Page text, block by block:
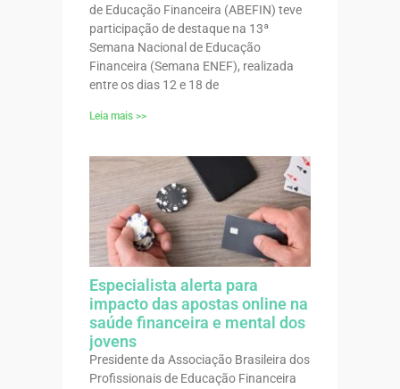
de Educação Financeira (ABEFIN) teve
participação de destaque na 13ª
Semana Nacional de Educação
Financeira (Semana ENEF), realizada
entre os dias 12 e 18 de
Leia mais >>
Especialista alerta para
impacto das apostas online na
saúde financeira e mental dos
jovens
Presidente da Associação Brasileira dos
Profissionais de Educação Financeira